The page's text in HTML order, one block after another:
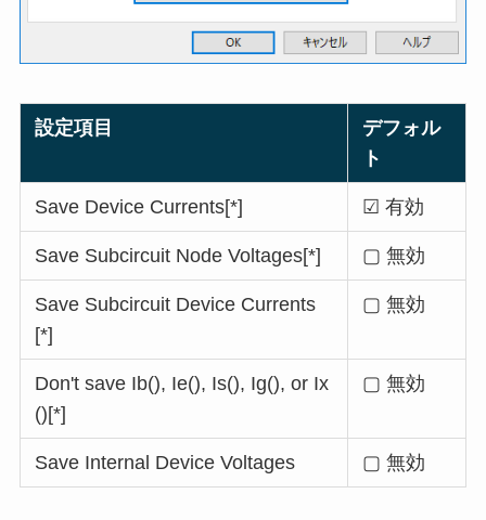
設定項目
デフォル
ト
Save Device Currents[*] ☑ 有効
Save Subcircuit Node Voltages[*] ▢ 無効
Save Subcircuit Device Currents
[*]
▢ 無効
Don't save Ib(), Ie(), Is(), Ig(), or Ix
()[*]
▢ 無効
Save Internal Device Voltages ▢ 無効